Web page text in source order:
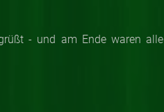
- und am Ende waren alle